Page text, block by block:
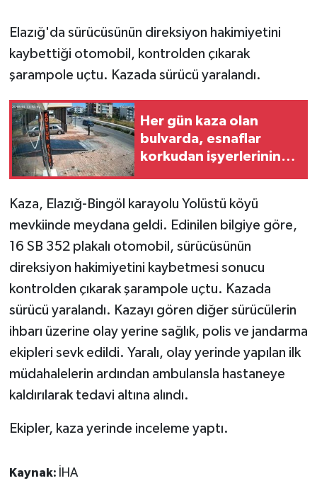
Elazığ'da sürücüsünün direksiyon hakimiyetini
kaybettiği otomobil, kontrolden çıkarak
şarampole uçtu. Kazada sürücü yaralandı.
Her gün kaza olan
bulvarda, esnaflar
korkudan işyerlerinin
Kaza, Elazığ-Bingöl karayolu Yolüstü köyü
mevkiinde meydana geldi. Edinilen bilgiye göre,
16 SB 352 plakalı otomobil, sürücüsünün
direksiyon hakimiyetini kaybetmesi sonucu
kontrolden çıkarak şarampole uçtu. Kazada
sürücü yaralandı. Kazayı gören diğer sürücülerin
ihbarı üzerine olay yerine sağlık, polis ve jandarma
ekipleri sevk edildi. Yaralı, olay yerinde yapılan ilk
müdahalelerin ardından ambulansla hastaneye
kaldırılarak tedavi altına alındı.
Ekipler, kaza yerinde inceleme yaptı.
Kaynak: İHA
Flaş Haber
Gayrimenkul
GENEL
GÜNDEM
Güvenlik
HABERDE İNSAN
İNSAN
İş Dünyası
Jandarma
Kadın
MAGAZİN